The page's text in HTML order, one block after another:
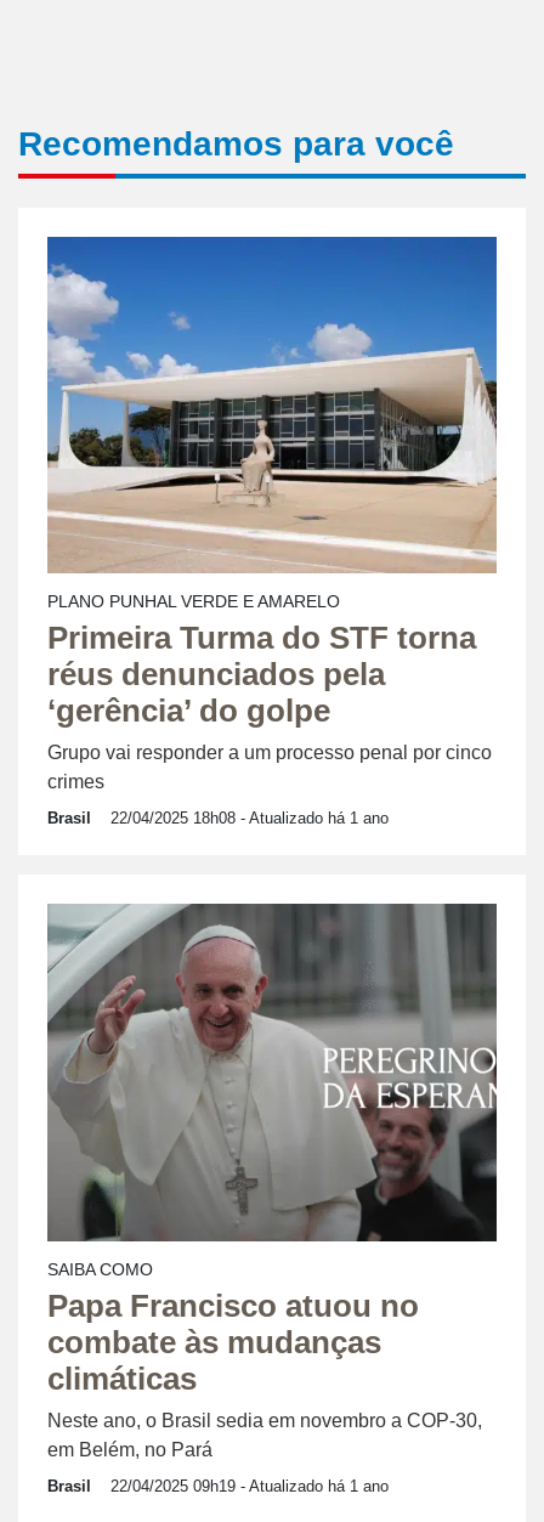
Recomendamos para você
PLANO PUNHAL VERDE E AMARELO
Primeira Turma do STF torna
réus denunciados pela
‘gerência’ do golpe
Grupo vai responder a um processo penal por cinco
crimes
Brasil 22/04/2025 18h08 - Atualizado há 1 ano
SAIBA COMO
Papa Francisco atuou no
combate às mudanças
climáticas
Neste ano, o Brasil sedia em novembro a COP-30,
em Belém, no Pará
Brasil 22/04/2025 09h19 - Atualizado há 1 ano